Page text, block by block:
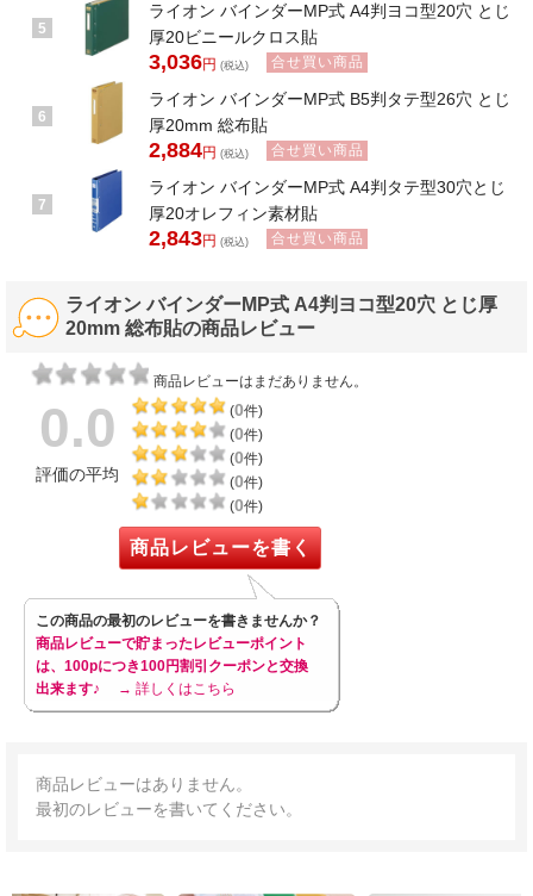
5
ライオン バインダーMP式 A4判ヨコ型20穴 とじ
厚20ビニールクロス貼
3,036円 (税込) 合せ買い商品
6
ライオン バインダーMP式 B5判タテ型26穴 とじ
厚20mm 総布貼
2,884円 (税込) 合せ買い商品
7
ライオン バインダーMP式 A4判タテ型30穴とじ
厚20オレフィン素材貼
2,843円 (税込) 合せ買い商品
ライオン バインダーMP式 A4判ヨコ型20穴 とじ厚
20mm 総布貼の商品レビュー
商品レビューはまだありません。
0.0
評価の平均
(0件)
(0件)
(0件)
(0件)
(0件)
商品レビューを書く
この商品の最初のレビューを書きませんか？
商品レビューで貯まったレビューポイント
は、100pにつき100円割引クーポンと交換
出来ます♪
→ 詳しくはこちら
商品レビューはありません。
最初のレビューを書いてください。